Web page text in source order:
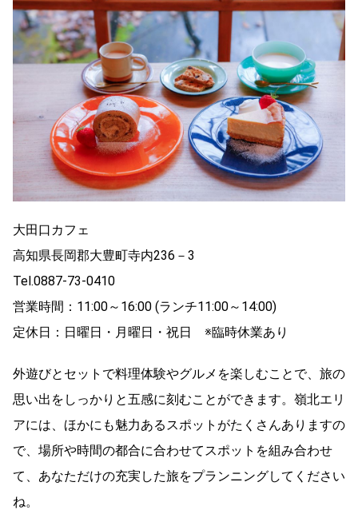
大田口カフェ
高知県長岡郡大豊町寺内236－3
Tel.0887-73-0410
営業時間：11:00～16:00 (ランチ11:00～14:00)
定休日：日曜日・月曜日・祝日 ※臨時休業あり
外遊びとセットで料理体験やグルメを楽しむことで、旅の
思い出をしっかりと五感に刻むことができます。嶺北エリ
アには、ほかにも魅力あるスポットがたくさんありますの
で、場所や時間の都合に合わせてスポットを組み合わせ
て、あなただけの充実した旅をプランニングしてください
ね。